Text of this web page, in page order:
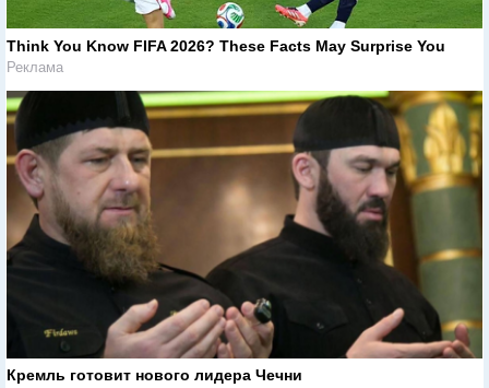
Think You Know FIFA 2026? These Facts May Surprise You
Реклама
Кремль готовит нового лидера Чечни